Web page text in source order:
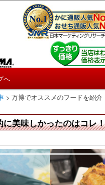
ー！】
をお届けします。
へ
> 万博でオススメのフードを紹介
美味しかったのはコレ